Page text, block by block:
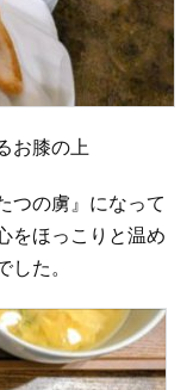
お膝の上
つの虜』になって
をほっこりと温め
した。